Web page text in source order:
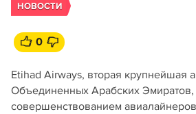
НОВОСТИ
0
Etihad Airways, вторая крупнейшая
Объединенных Арабских Эмиратов,
совершенствованием